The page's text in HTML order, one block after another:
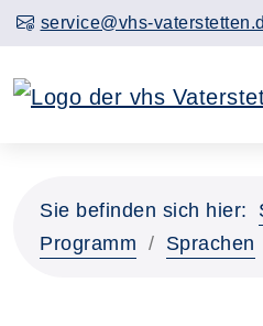
service@vhs-
Sie befinden sich hier:
Programm
Sprachen